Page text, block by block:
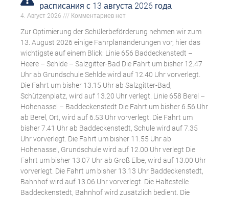
расписания с 13 августа 2026 года
4. Август 2026 Комментариев нет
Zur Optimierung der Schülerbeförderung nehmen wir zum
13. August 2026 einige Fahrplanänderungen vor, hier das
wichtigste auf einem Blick: Linie 656 Baddeckenstedt –
Heere – Sehlde – Salzgitter-Bad Die Fahrt um bisher 12.47
Uhr ab Grundschule Sehlde wird auf 12.40 Uhr vorverlegt.
Die Fahrt um bisher 13.15 Uhr ab Salzgitter-Bad,
Schützenplatz, wird auf 13.20 Uhr verlegt. Linie 658 Berel –
Hohenassel – Baddeckenstedt Die Fahrt um bisher 6.56 Uhr
ab Berel, Ort, wird auf 6.53 Uhr vorverlegt. Die Fahrt um
bisher 7.41 Uhr ab Baddeckenstedt, Schule wird auf 7.35
Uhr vorverlegt. Die Fahrt um bisher 11.55 Uhr ab
Hohenassel, Grundschule wird auf 12.00 Uhr verlegt Die
Fahrt um bisher 13.07 Uhr ab Groß Elbe, wird auf 13.00 Uhr
vorverlegt. Die Fahrt um bisher 13.13 Uhr Baddeckenstedt,
Bahnhof wird auf 13.06 Uhr vorverlegt. Die Haltestelle
Baddeckenstedt, Bahnhof wird zusätzlich bedient. Die